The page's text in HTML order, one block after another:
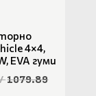
4×4,
ЕVA гуми
1079.89